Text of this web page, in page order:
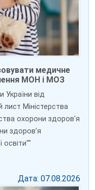
медичне
МОН і МОЗ
України від
Міністерства
охорони здоров'я
здоров’я
освіти""
Дата: 07.08.2026